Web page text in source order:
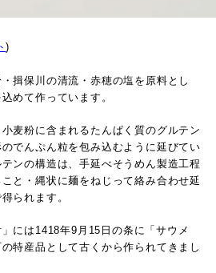
)
揖保川の清流・赤穂の塩を原料とし
めて作っています。
麦粉に含まれるたんぱく質のグルテン
でんぷん粒を包み込むように延びてい
ンの構造は、手延べそうめん製造工程
と・縄状に麺をねじって絡み合わせ延
られます。
には1418年9月15日の条に「サウメ
特産品として古くから作られてきまし